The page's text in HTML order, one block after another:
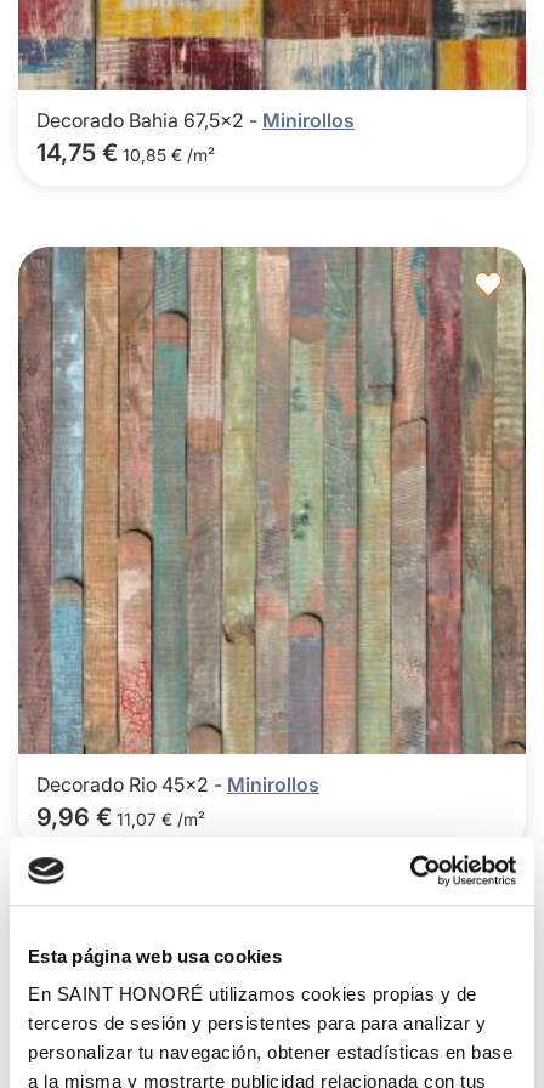
Esta página web usa cookies
En SAINT HONORÉ utilizamos cookies propias y de
terceros de sesión y persistentes para para analizar y
personalizar tu navegación, obtener estadísticas en base
a la misma y mostrarte publicidad relacionada con tus
Decorado Bahia 67,5x2 - Minirollos
14,75 € 10,85 € /m²
a
los
Decorado Rio 45x2 - Minirollos
9,96 € 11,07 € /m²